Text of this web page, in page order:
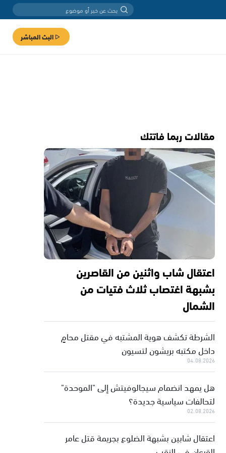
البث المباشر
مقالات ربما فاتتك
اعتقال شاب واثنين من القاصرين
بشبهة اغتصاب ثلاث فتيات من
الشمال
الشرطة تكشف هوية المشتبه في مقتل محامٍ
داخل مكتبه بريشون لتسيون
04.08.2026
هل يمهد انضمام سيجالوفيتش إلى "الموحدة"
لتحالفات سياسية جديدة؟
02.08.2026
اعتقال شابين بشبهة الضلوع بجريمة قتل عامر